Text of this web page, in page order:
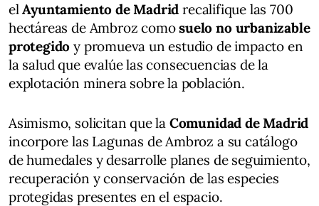
elAyuntamiento de Madrid recalifique las 700
hectáreas de Ambroz comosuelo no urbanizable
protegido y promueva un estudio de impacto en
la salud que evalúe las consecuencias de la
explotación minera sobre la población.
Asimismo, solicitan que la Comunidad de Madrid
incorpore las Lagunas de Ambroz a su catálogo
de humedales y desarrolle planes de seguimiento,
recuperación y conservación de las especies
protegidas presentes en el espacio.